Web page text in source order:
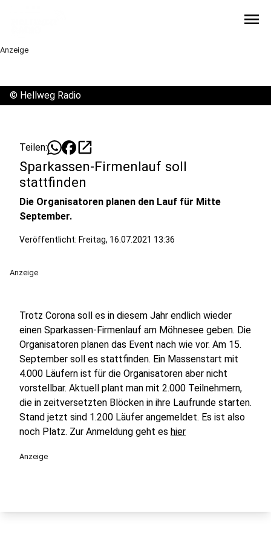
menu
Anzeige
© Hellweg Radio
Teilen: open_in_new
Sparkassen-Firmenlauf soll
stattfinden
Die Organisatoren planen den Lauf für Mitte
September.
Veröffentlicht: Freitag, 16.07.2021 13:36
Anzeige
Trotz Corona soll es in diesem Jahr endlich wieder
einen Sparkassen-Firmenlauf am Möhnesee geben. Die
Organisatoren planen das Event nach wie vor. Am 15.
September soll es stattfinden. Ein Massenstart mit
4.000 Läufern ist für die Organisatoren aber nicht
vorstellbar. Aktuell plant man mit 2.000 Teilnehmern,
die in zeitversetzten Blöcken in ihre Laufrunde starten.
Stand jetzt sind 1.200 Läufer angemeldet. Es ist also
noch Platz. Zur Anmeldung geht es hier
Anzeige